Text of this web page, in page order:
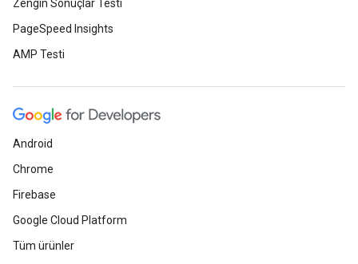
Zengin Sonuçlar Testi
PageSpeed Insights
AMP Testi
Android
Chrome
Firebase
Google Cloud Platform
Tüm ürünler